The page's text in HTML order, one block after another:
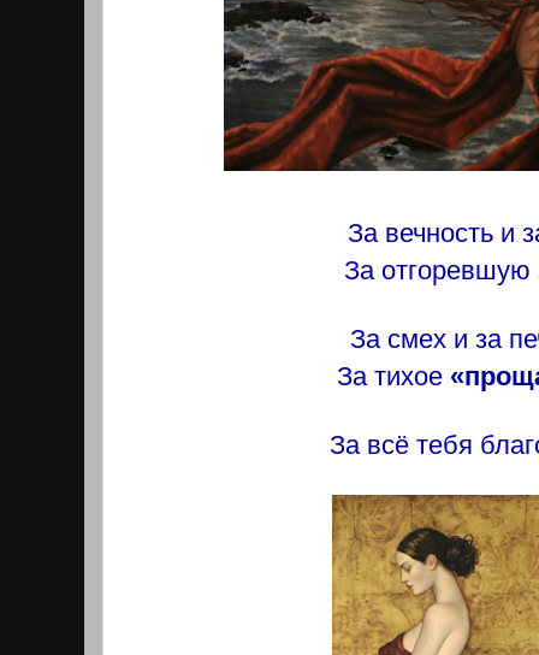
За вечность и
За отгоревшую
За смех и за
За тихое
За всё тебя